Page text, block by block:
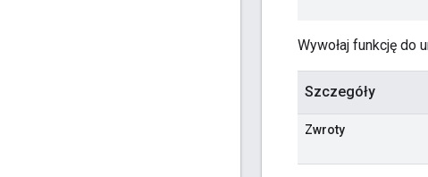
Wywołaj funkcję do
Szczegóły
Zwroty